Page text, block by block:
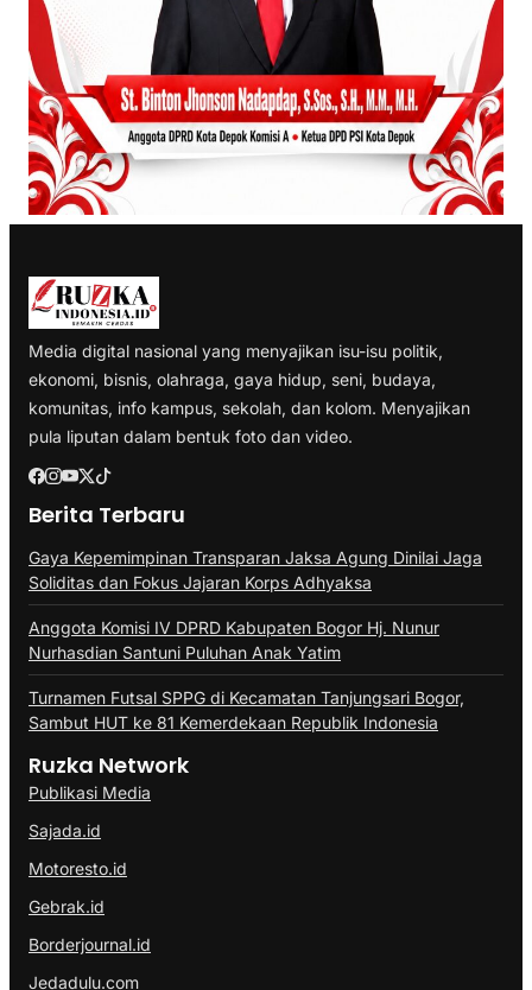
Media digital nasional yang menyajikan isu-isu politik,
ekonomi, bisnis, olahraga, gaya hidup, seni, budaya,
komunitas, info kampus, sekolah, dan kolom. Menyajikan
pula liputan dalam bentuk foto dan video.
Berita Terbaru
Gaya Kepemimpinan Transparan Jaksa Agung Dinilai Jaga
Soliditas dan Fokus Jajaran Korps Adhyaksa
Anggota Komisi IV DPRD Kabupaten Bogor Hj. Nunur
Nurhasdian Santuni Puluhan Anak Yatim
Turnamen Futsal SPPG di Kecamatan Tanjungsari Bogor,
Sambut HUT ke 81 Kemerdekaan Republik Indonesia
Ruzka Network
Publikasi Media
Sajada.id
Motoresto.id
Gebrak.id
Borderjournal.id
Jedadulu.com